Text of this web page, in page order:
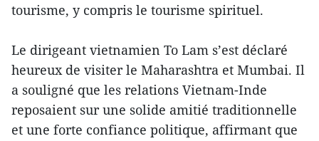
tourisme, y compris le tourisme spirituel.
Le dirigeant vietnamien To Lam s’est déclaré
heureux de visiter le Maharashtra et Mumbai. Il
a souligné que les relations Vietnam-Inde
reposaient sur une solide amitié traditionnelle
et une forte confiance politique, affirmant que